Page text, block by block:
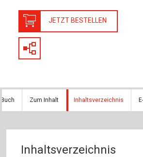
JETZT BESTELLEN
Zum Inhalt Inhaltsverzeichnis
Inhaltsverzeichnis